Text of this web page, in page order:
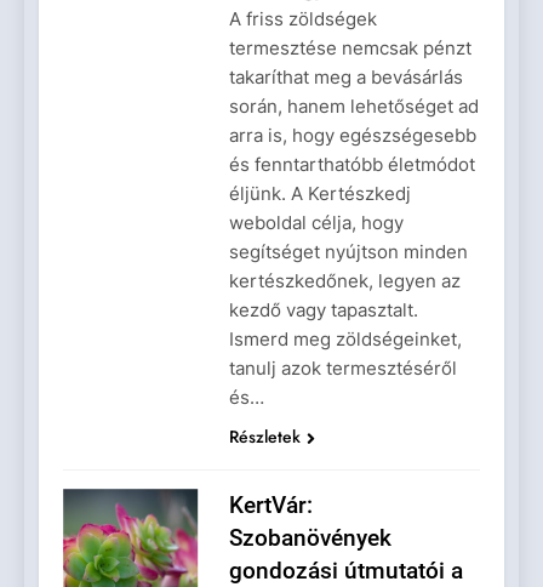
A friss zöldségek
termesztése nemcsak pénzt
takaríthat meg a bevásárlás
során, hanem lehetőséget ad
arra is, hogy egészségesebb
és fenntarthatóbb életmódot
éljünk. A Kertészkedj
weboldal célja, hogy
segítséget nyújtson minden
kertészkedőnek, legyen az
kezdő vagy tapasztalt.
Ismerd meg zöldségeinket,
tanulj azok termesztéséről
és…
Részletek
KertVár:
Szobanövények
gondozási útmutatói a